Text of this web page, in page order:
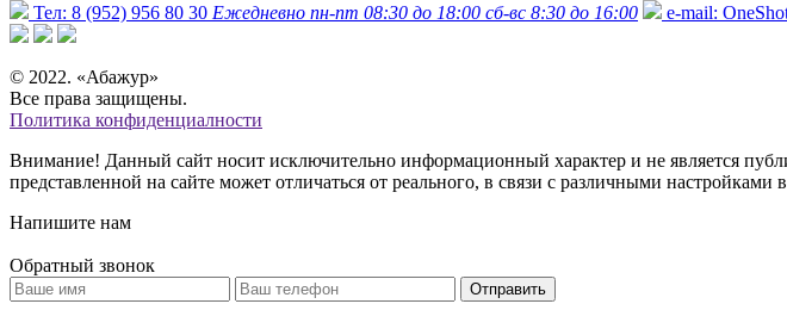
Тел: 8 (952) 956 80 30 Ежедневно пн-пт 08:30 до 18:00 сб-вс 8:30 до 16:00 e-mail:
© 2022. «Абажур»
Все права защищены.
Политика конфиденциалности
Внимание! Данный сайт носит исключительно информационный характер и не является
представленной на сайте может отличаться от реального, в связи с различными настройками
Напишите нам
Обратный звонок
Отправить